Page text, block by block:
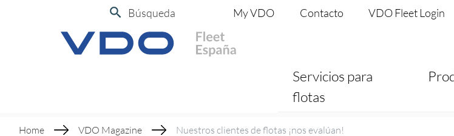
Búsqueda My VDO Contacto VDO Fleet Login
Servicios para
flotas
Home VDO Magazine Nuestros clientes de flotas ¡nos evalúan!